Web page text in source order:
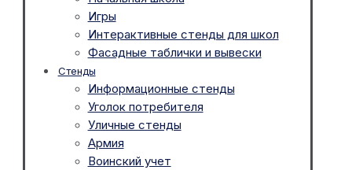
Игры
Интерактивные стенды для школ
Фасадные таблички и вывески
Стенды
Информационные стенды
Уголок потребителя
Уличные стенды
Армия
Воинский учет